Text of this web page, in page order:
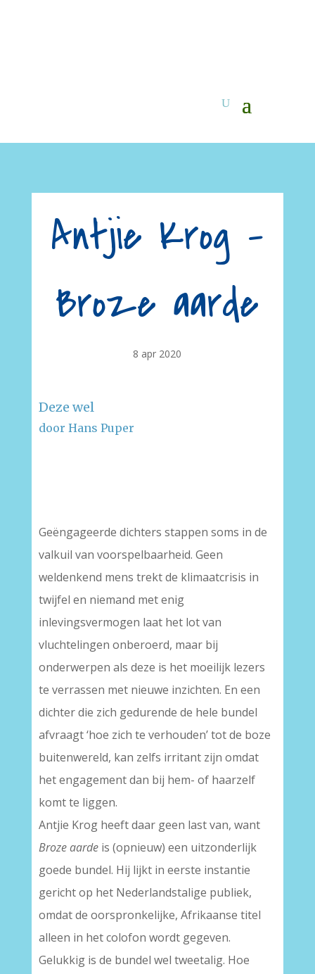
Antjie Krog –
Broze aarde
8 apr 2020
Deze wel
door Hans Puper
Geëngageerde dichters stappen soms in de
valkuil van voorspelbaarheid. Geen
weldenkend mens trekt de klimaatcrisis in
twijfel en niemand met enig
inlevingsvermogen laat het lot van
vluchtelingen onberoerd, maar bij
onderwerpen als deze is het moeilijk lezers
te verrassen met nieuwe inzichten. En een
dichter die zich gedurende de hele bundel
afvraagt ‘hoe zich te verhouden’ tot de boze
buitenwereld, kan zelfs irritant zijn omdat
het engagement dan bij hem- of haarzelf
komt te liggen.
Antjie Krog heeft daar geen last van, want
Broze aarde is (opnieuw) een uitzonderlijk
goede bundel. Hij lijkt in eerste instantie
gericht op het Nederlandstalige publiek,
omdat de oorspronkelijke, Afrikaanse titel
alleen in het colofon wordt gegeven.
Gelukkig is de bundel wel tweetalig. Hoe